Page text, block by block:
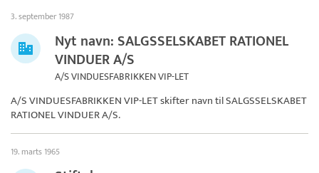
3. september 1987
Nyt navn: SALGSSELSKABET RATIONEL
VINDUER A/S
A/S VINDUESFABRIKKEN VIP-LET
A/S VINDUESFABRIKKEN VIP-LET skifter navn tilSALGSSELSKABET
RATIONEL VINDUER A/S.
19. marts 1965